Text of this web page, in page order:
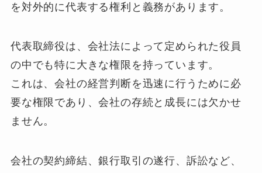
を対外的に代表する権利と義務があります。
代表取締役は、会社法によって定められた役員
の中でも特に大きな権限を持っています。
これは、会社の経営判断を迅速に行うために必
要な権限であり、会社の存続と成長には欠かせ
ません。
会社の契約締結、銀行取引の遂行、訴訟など、